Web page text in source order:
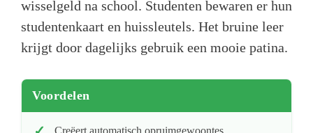
wisselgeld na school. Studenten bewaren er hun
studentenkaart en huissleutels. Het bruine leer
krijgt door dagelijks gebruik een mooie patina.
Voordelen
Creëert automatisch opruimgewoontes